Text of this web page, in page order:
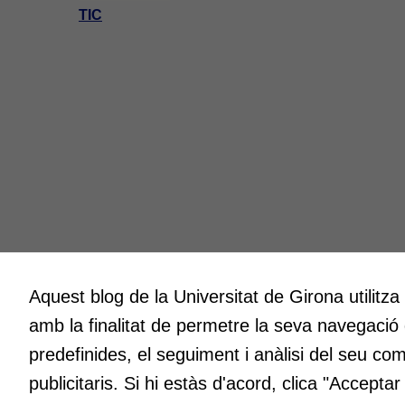
TIC
Innovació
A l’ICE ens entusiasma la innovació.
Volem que sigui l’impuls per millorar
universitat i fer que la qualitat en sigui el
Volem
espais
maneres
Aquest blog de la Universitat de Girona
amb la finalitat de permetre la seva
predefinides, el seguiment i anàlisi del seu
publicitaris. Si hi estàs d'acord, clica